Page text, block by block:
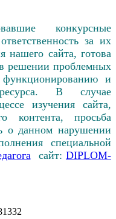
конкурсные
за их
нашего сайта, готова
решении проблемных
и
В случае
изучения сайта,
контента, просьба
о данном нарушении
специальной
сайт: DIPLOM-